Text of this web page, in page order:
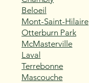
Beloeil
Mont-Saint-Hilaire
Otterburn Park
McMasterville
Laval
Terrebonne
Mascouche